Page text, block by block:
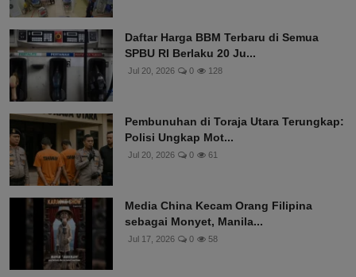
Daftar Harga BBM Terbaru di Semua
SPBU RI Berlaku 20 Ju...
Jul 20, 2026 0 128
Pembunuhan di Toraja Utara Terungkap:
Polisi Ungkap Mot...
Jul 20, 2026 0 61
Media China Kecam Orang Filipina
sebagai Monyet, Manila...
Jul 17, 2026 0 58